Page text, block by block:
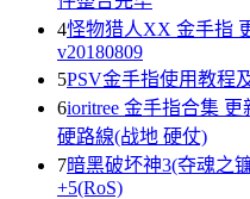
4怪物猎人XX 金手指
v20180809
5PSV金手指使用教程
6ioritree 金手指合集 更
硬路線(战地 硬仗)
7暗黑破坏神3(夺魂之
+5(RoS)